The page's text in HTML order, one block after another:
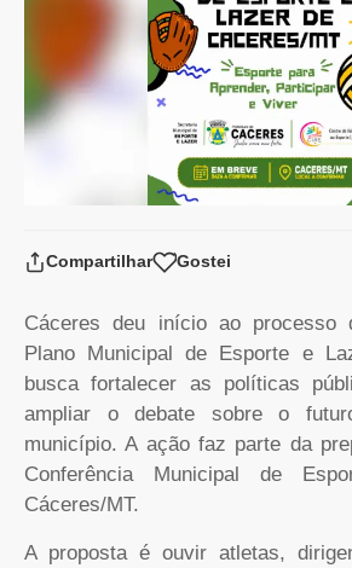
Compartilhar Gostei
Cáceres deu início ao processo
Plano Municipal de Esporte e
busca fortalecer as políticas
ampliar o debate sobre o
município. A ação faz parte da
Conferência Municipal de
Cáceres/MT.
A proposta é ouvir atletas,